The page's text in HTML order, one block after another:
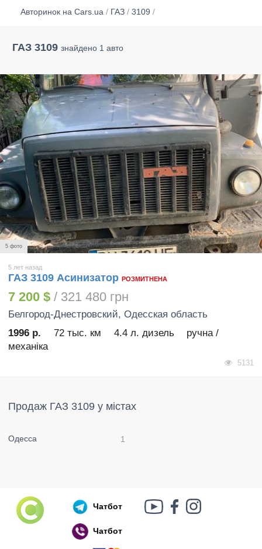
Російський воєнний корабель, іди нах..й!
Авторинок на Cars.ua / ГАЗ / 3109 /
ГАЗ 3109 знайдено 1 авто
5 фото
5 лет назад
ГАЗ 3109 Асинизатор РОЗМИТНЕНА
7 200 $ / 321 480 грн
Белгород-Днестровский, Одесская область
1996 р.
72 тыс. км 4.4 л. дизель
ручна /
механіка
5131
Продаж ГАЗ 3109 у містах
Одесса 1
Чатбот
Чатбот